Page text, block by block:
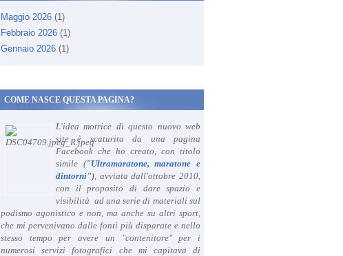
Maggio 2026 (1)
Febbraio 2026 (1)
Gennaio 2026 (1)
COME NASCE QUESTA PAGINA?
L'idea motrice di questo nuovo web
site è scaturita da una pagina
Facebook che ho creato, con titolo
simile ("Ultramaratone, maratone e
dintorni"), avviata dall'ottobre 2010,
con il proposito di dare spazio e
visibilità ad una serie di materiali sul
podismo agonistico e non, ma anche su altri sport,
che mi pervenivano dalle fonti più disparate e nello
stesso tempo per avere un "contenitore" per i
numerosi servizi fotografici che mi capitava di